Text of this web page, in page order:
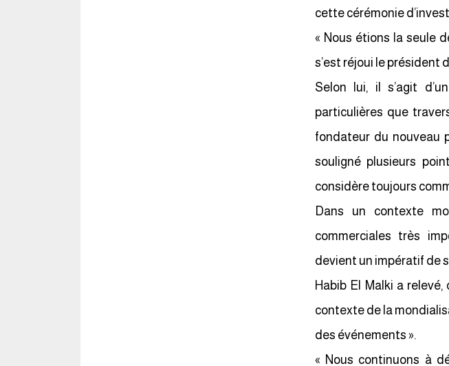
cette cérémonie
« Nous étions la seule
s’est réjoui le président
Selon lui, il s’agit
particulières que
fondateur du nouveau
souligné plusieurs
considère toujours
Dans un contexte
commerciales très
devient un impératif de
Habib El Malki a
contexte de la
des événements ».
« Nous continuons à